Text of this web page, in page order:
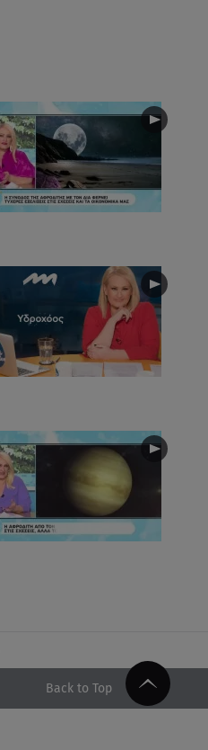
Back to Top